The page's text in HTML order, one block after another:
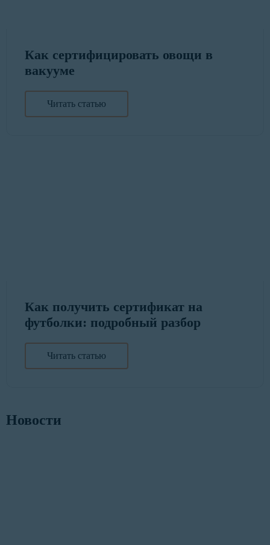
Как сертифицировать овощи в
вакууме
Читать статью
Как получить сертификат на
футболки: подробный разбор
Читать статью
Новости